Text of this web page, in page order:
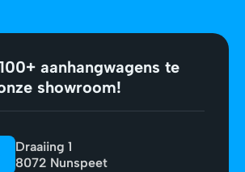
aanhangwagens te
showroom!
Draaiing 1
8072 Nunspeet